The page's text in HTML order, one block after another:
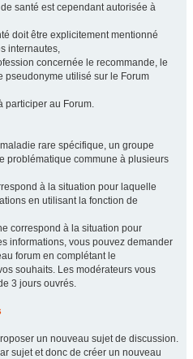
santé est cependant autorisée à
doit être explicitement mentionné
internautes,
concernée le recommande, le
pseudonyme utilisé sur le Forum
participer au Forum.
rare spécifique, un groupe
problématique commune à plusieurs
à la situation pour laquelle
en utilisant la fonction de
correspond à la situation pour
informations, vous pouvez demander
forum en complétant le
souhaits. Les modérateurs vous
3 jours ouvrés.
un nouveau sujet de discussion.
sujet et donc de créer un nouveau